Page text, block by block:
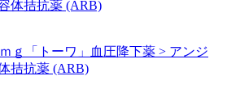
体拮抗薬 (ARB)
ｇ「トーワ」
血圧降下薬 > アンジ
拮抗薬 (ARB)